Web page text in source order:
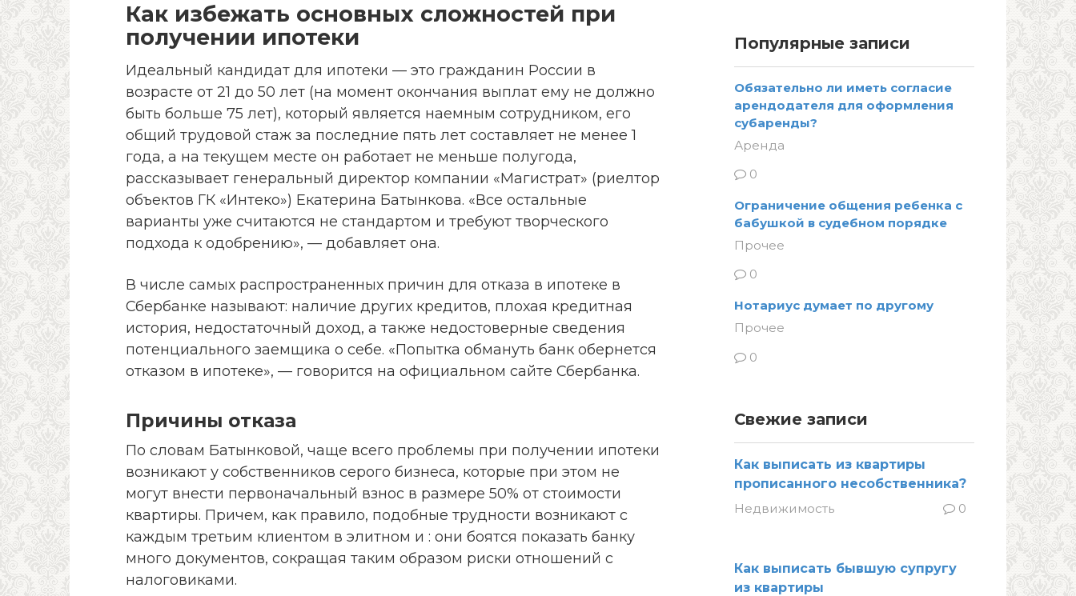
Как избежать основных сложностей при
получении ипотеки
Идеальный кандидат для ипотеки — это гражданин России в
возрасте от 21 до 50 лет (на момент окончания выплат ему не должно
быть больше 75 лет), который является наемным сотрудником, его
общий трудовой стаж за последние пять лет составляет не менее 1
года, а на текущем месте он работает не меньше полугода,
рассказывает генеральный директор компании «Магистрат» (риелтор
объектов ГК «Интеко») Екатерина Батынкова. «Все остальные
варианты уже считаются не стандартом и требуют творческого
подхода к одобрению», — добавляет она.
В числе самых распространенных причин для отказа в ипотеке в
Сбербанке называют: наличие других кредитов, плохая кредитная
история, недостаточный доход, а также недостоверные сведения
потенциального заемщика о себе. «Попытка обмануть банк обернется
отказом в ипотеке», — говорится на официальном сайте Сбербанка.
Причины отказа
По словам Батынковой, чаще всего проблемы при получении ипотеки
возникают у собственников серого бизнеса, которые при этом не
могут внести первоначальный взнос в размере 50% от стоимости
квартиры. Причем, как правило, подобные трудности возникают с
каждым третьим клиентом в элитном и : они боятся показать банку
много документов, сокращая таким образом риски отношений с
налоговиками.
Популярные записи
Обязательно ли иметь согласие
арендодателя для оформления
субаренды?
Аренда
0
Ограничение общения ребенка с
бабушкой в судебном порядке
Прочее
0
Нотариус думает по другому
Прочее
0
Свежие записи
Как выписать из квартиры
прописанного несобственника?
Недвижимость
0
Как выписать бывшую супругу
из квартиры